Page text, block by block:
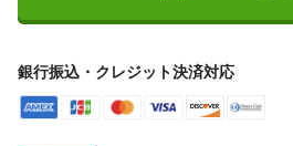
銀行振込・クレジット決済対応